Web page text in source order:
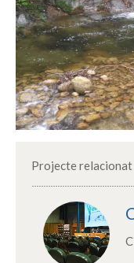
Projecte relacionat